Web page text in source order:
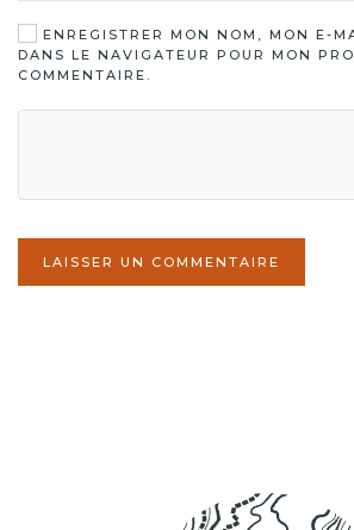
ENREGISTRER MON NOM, MON E-
DANS LE NAVIGATEUR POUR MON
COMMENTAIRE.
LAISSER UN COMMENTAIRE